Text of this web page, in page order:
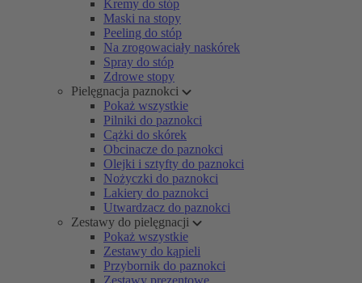
Kremy do stóp
Maski na stopy
Peeling do stóp
Na zrogowaciały naskórek
Spray do stóp
Zdrowe stopy
Pielęgnacja paznokci
Pokaż wszystkie
Pilniki do paznokci
Cążki do skórek
Obcinacze do paznokci
Olejki i sztyfty do paznokci
Nożyczki do paznokci
Lakiery do paznokci
Utwardzacz do paznokci
Zestawy do pielęgnacji
Pokaż wszystkie
Zestawy do kąpieli
Przybornik do paznokci
Zestawy prezentowe